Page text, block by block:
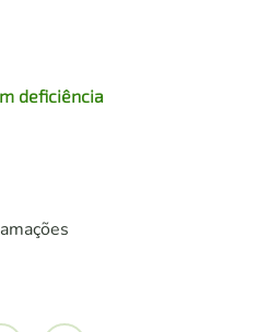
deficiência